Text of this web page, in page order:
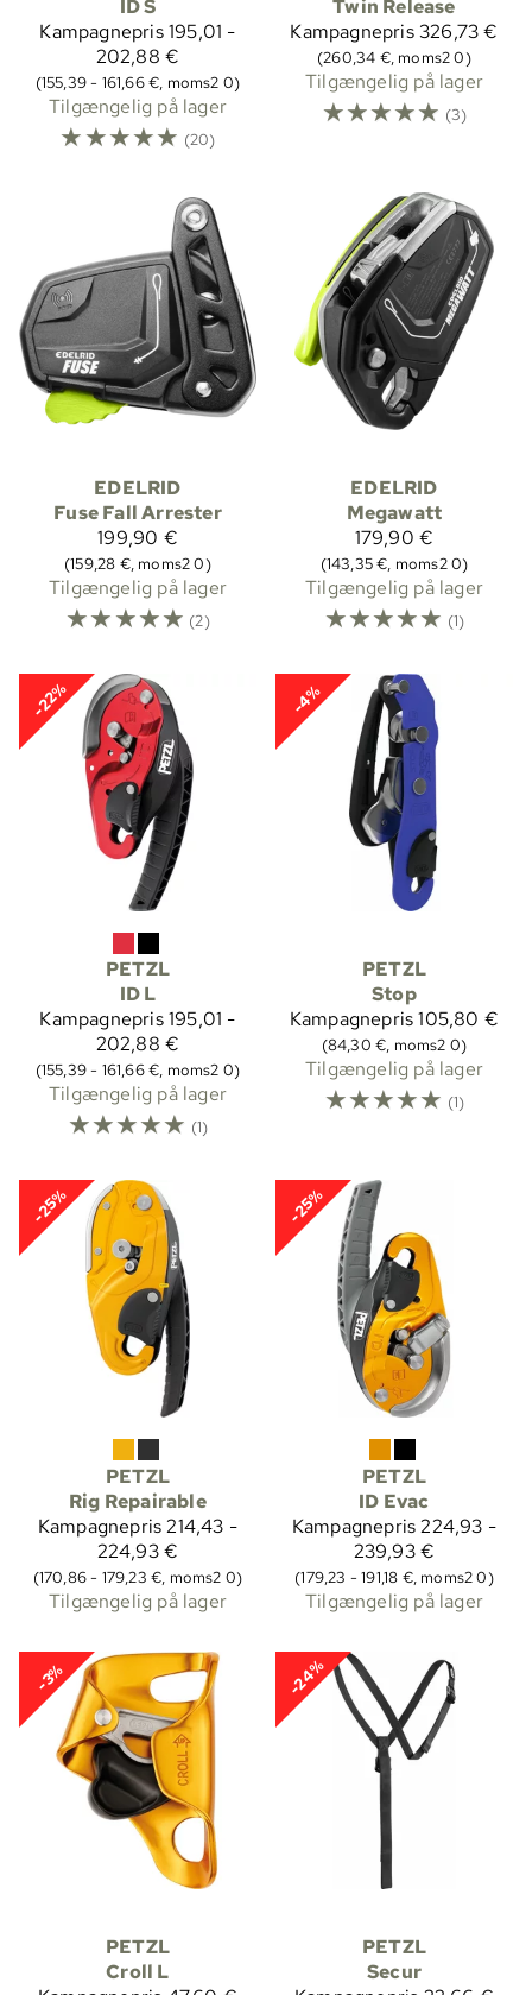
ID S
Kampagnepris195,01 -
202,88 €
(155,39 - 161,66 €, moms2 0)
Tilgængelig på lager
☆☆☆☆☆ (20)
Twin Release
Kampagnepris326,73 €
(260,34 €, moms2 0)
Tilgængelig på lager
☆☆☆☆☆ (3)
EDELRID
Fuse Fall Arrester
199,90 €
(159,28 €, moms2 0)
Tilgængelig på lager
☆☆☆☆☆ (2)
EDELRID
Megawatt
179,90 €
(143,35 €, moms2 0)
Tilgængelig på lager
☆☆☆☆☆ (1)
-22%
PETZL
ID L
Kampagnepris195,01 -
202,88 €
(155,39 - 161,66 €, moms2 0)
Tilgængelig på lager
☆☆☆☆☆ (1)
-4%
PETZL
Stop
Kampagnepris105,80 €
(84,30 €, moms2 0)
Tilgængelig på lager
☆☆☆☆☆ (1)
-25%
PETZL
Rig Repairable
Kampagnepris214,43 -
224,93 €
(170,86 - 179,23 €, moms2 0)
Tilgængelig på lager
-25%
PETZL
ID Evac
Kampagnepris224,93 -
239,93 €
(179,23 - 191,18 €, moms2 0)
Tilgængelig på lager
-3%
PETZL
Croll L
-24%
PETZL
Secur